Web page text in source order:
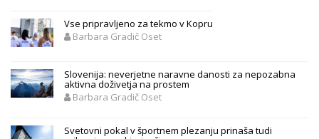
Vse pripravljeno za tekmo v Kopru
Barbara Gradič Oset
Slovenija: neverjetne naravne danosti za nepozabna
aktivna doživetja na prostem
Barbara Gradič Oset
Svetovni pokal v športnem plezanju prinaša tudi